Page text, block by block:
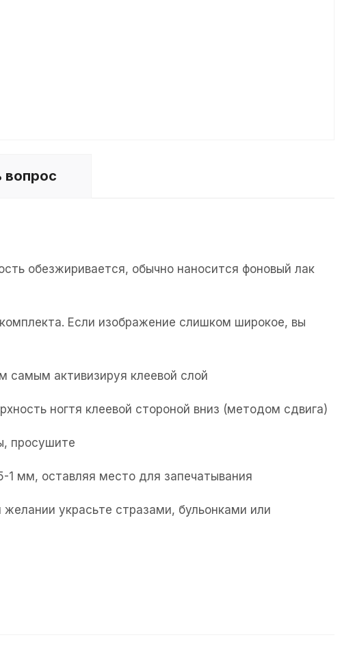
вопрос
обезжиривается, обычно наносится фоновый лак
Если изображение слишком широкое, вы
самым активизируя клеевой слой
ногтя клеевой стороной вниз (методом сдвига)
просушите
1 мм, оставляя место для запечатывания
украсьте стразами, бульонками или